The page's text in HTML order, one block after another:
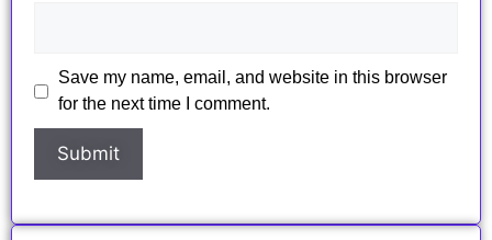
Save my name, email, and website in this browser
for the next time I comment.